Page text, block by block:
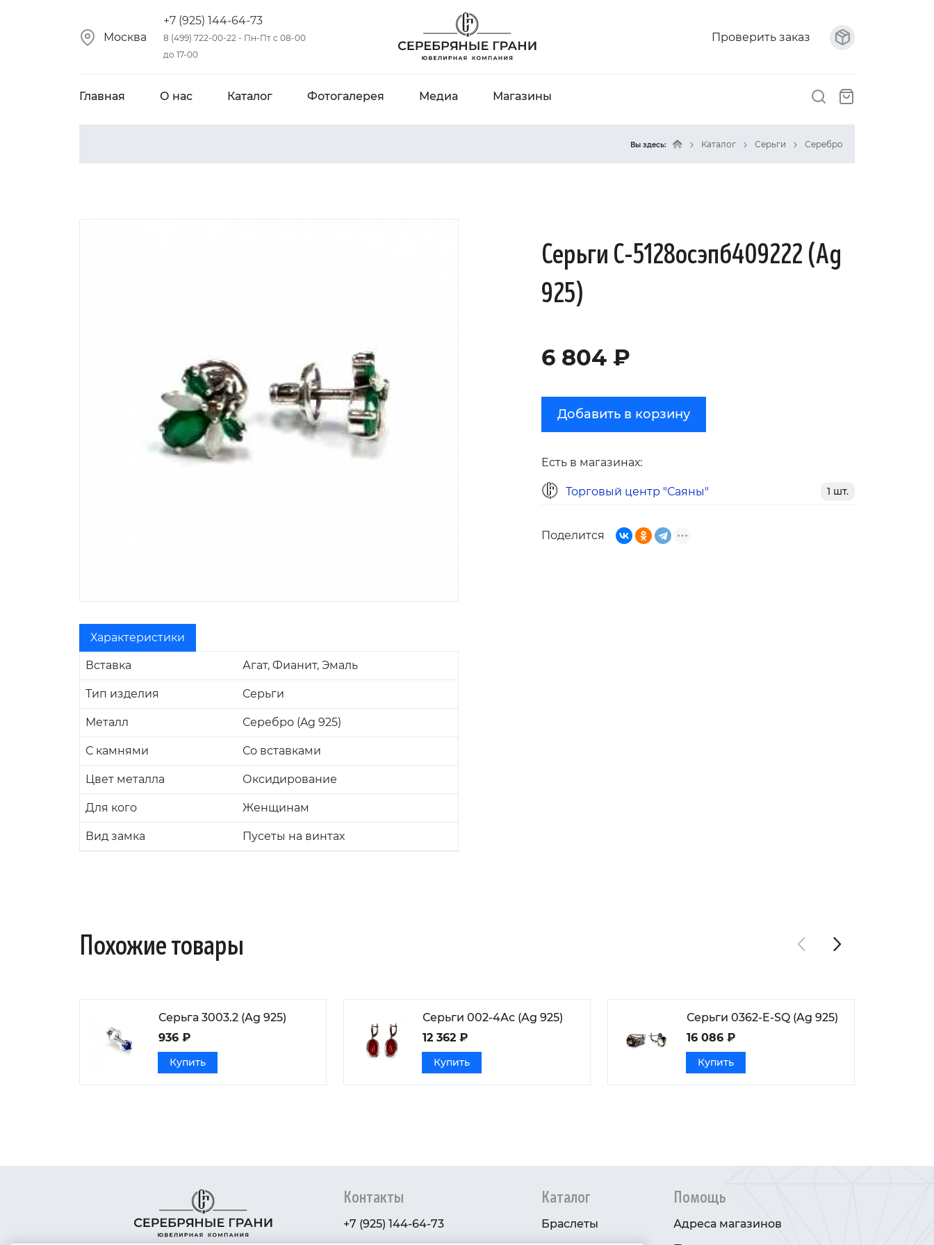
Москва
+7 (925) 144-64-73
8 (499) 722-00-22 - Пн-Пт с 08-00
до 17-00
Проверить заказ
Главная О нас Каталог Фотогалерея Медиа Магазины
Вы здесь: Каталог Серьги Серебро
Характеристики
Вставка Агат, Фианит, Эмаль
Тип изделия Серьги
Металл Серебро (Ag 925)
С камнями Со вставками
Цвет металла Оксидирование
Для кого Женщинам
Вид замка Пусеты на винтах
Серьги С-5128осэпб409222 (Ag
925)
6 804 ₽
Добавить в корзину
Есть в магазинах:
Торговый центр "Саяны" 1 шт.
Поделится
Похожие товары
Серьга 3003.2 (Ag 925)
936 ₽
Купить
Серьги 002-4Ас (Ag 925)
12 362 ₽
Купить
Серьги 0362-E-SQ (Ag 925)
16 086 ₽
Купить
Контакты
+7 (925) 144-64-73
Каталог
Браслеты
Помощь
Адреса магазинов